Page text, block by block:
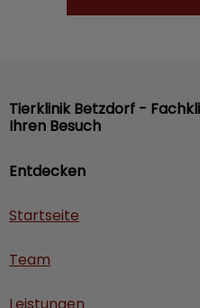
Entdecken
Startseite
Team
Tierklinik Betzdorf -
Ihren Besuch